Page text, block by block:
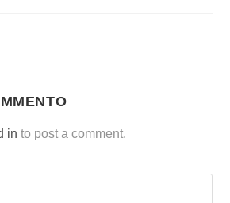
in to post a comment.